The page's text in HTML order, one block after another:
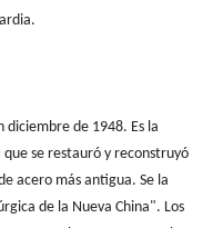
diciembre de 1948. Es la
se restauró y reconstruyó
acero más antigua. Se la
de la Nueva China". Los